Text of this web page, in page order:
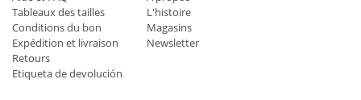
Tableaux des tailles
Conditions du bon
Expédition et livraison
Retours
Etiqueta de devolución
L'histoire
Magasins
Newsletter